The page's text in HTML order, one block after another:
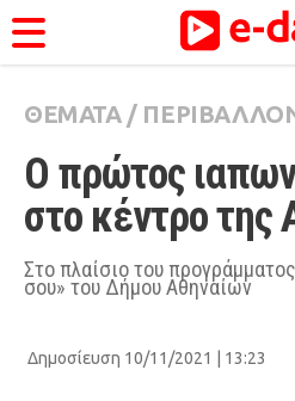
ΚΑΤΗΓΟΡΊΕΣ
Ειδήσεις
Θέματα
Videos
Podcasts
Viral
ΘΕΜΑΤΑ/
Ο πρώτος
στο κέντρο της
Στο πλαίσιο του
σου» του Δήμου Αθηναίων
Δημοσίευση 10/11/2021 | 13:23